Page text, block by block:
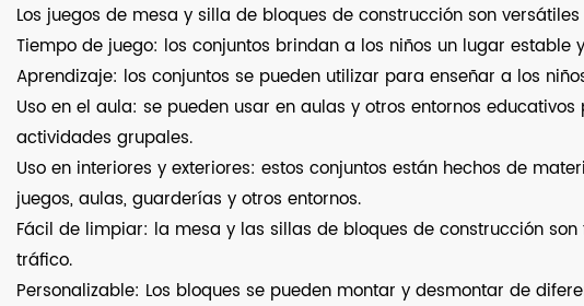
Los juegos de mesa y silla de bloques de construcción son
Tiempo de juego: los conjuntos brindan a los niños un lugar
Aprendizaje: los conjuntos se pueden utilizar para enseñar a los
Uso en el aula: se pueden usar en aulas y otros entornos
actividades grupales.
Uso en interiores y exteriores: estos conjuntos están hechos de
juegos, aulas, guarderías y otros entornos.
Fácil de limpiar: la mesa y las sillas de bloques de construcción
tráfico.
Personalizable: Los bloques se pueden montar y desmontar de